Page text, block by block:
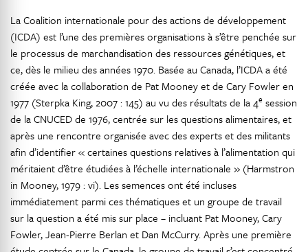
La Coalition internationale pour des actions de développement
(ICDA) est l’une des premières organisations à s’être penchée sur
le processus de marchandisation des ressources génétiques, et
ce, dès le milieu des années 1970. Basée au Canada, l’ICDA a été
créée avec la collaboration de Pat Mooney et de Cary Fowler en
1977 (Sterpka King, 2007 : 145) au vu des résultats de la 4e session
de la CNUCED de 1976, centrée sur les questions alimentaires, et
après une rencontre organisée avec des experts et des militants
afin d’identifier « certaines questions relatives à l’alimentation qui
méritaient d’être étudiées à l’échelle internationale » (Harmstron
in Mooney, 1979 : vi). Les semences ont été incluses
immédiatement parmi ces thématiques et un groupe de travail
sur la question a été mis sur place – incluant Pat Mooney, Cary
Fowler, Jean-Pierre Berlan et Dan McCurry. Après une première